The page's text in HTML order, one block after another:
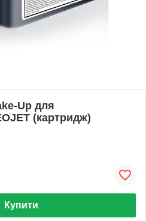
Up для
(картридж)
Купити